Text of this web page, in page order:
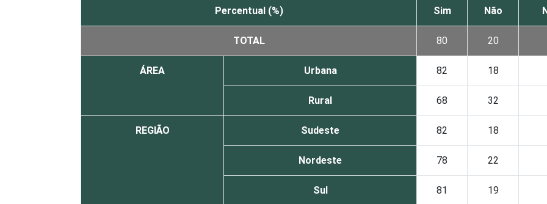
Percentual (%) Sim Não
TOTAL 80 20
ÁREA Urbana 82 18
Rural 68 32
REGIÃO Sudeste 82 18
Nordeste 78 22
Sul 81 19